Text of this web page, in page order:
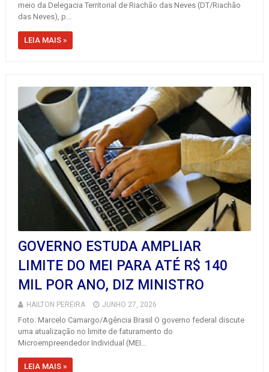
meio da Delegacia Territorial de Riachão das Neves (DT/Riachão
das Neves), p...
LEIA MAIS »
GOVERNO ESTUDA AMPLIAR
LIMITE DO MEI PARA ATÉ R$ 140
MIL POR ANO, DIZ MINISTRO
HAILTON PEREIRA JUNHO 27, 2026
Foto: Marcelo Camargo/Agência Brasil O governo federal discute
uma atualização no limite de faturamento do
Microempreendedor Individual (MEI...
LEIA MAIS »